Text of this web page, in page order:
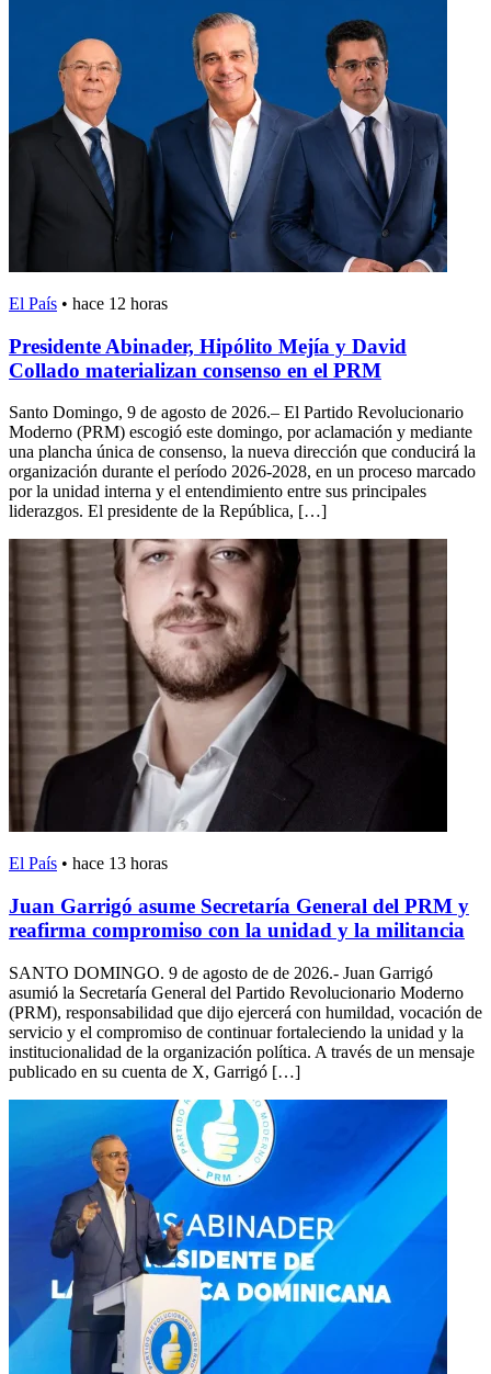
El País • hace 12 horas
Presidente Abinader, Hipólito Mejía y David
Collado materializan consenso en el PRM
Santo Domingo, 9 de agosto de 2026.– El Partido Revolucionario
Moderno (PRM) escogió este domingo, por aclamación y mediante
una plancha única de consenso, la nueva dirección que conducirá la
organización durante el período 2026-2028, en un proceso marcado
por la unidad interna y el entendimiento entre sus principales
liderazgos. El presidente de la República, […]
El País • hace 13 horas
Juan Garrigó asume Secretaría General del PRM y
reafirma compromiso con la unidad y la militancia
SANTO DOMINGO. 9 de agosto de de 2026.- Juan Garrigó
asumió la Secretaría General del Partido Revolucionario Moderno
(PRM), responsabilidad que dijo ejercerá con humildad, vocación de
servicio y el compromiso de continuar fortaleciendo la unidad y la
institucionalidad de la organización política. A través de un mensaje
publicado en su cuenta de X, Garrigó […]